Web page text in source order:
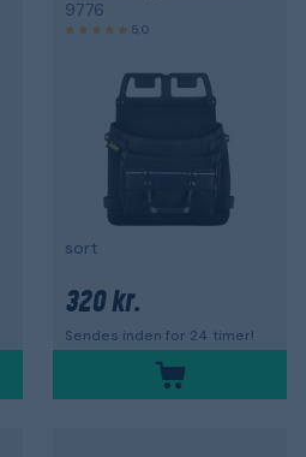
9776
5,0
sort
320 kr.
Sendes inden for 24 timer!